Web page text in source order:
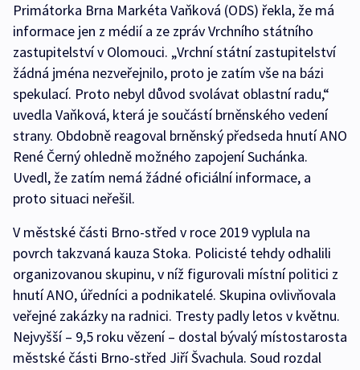
Primátorka Brna Markéta Vaňková (ODS) řekla, že má
informace jen z médií a ze zpráv Vrchního státního
zastupitelství v Olomouci. „Vrchní státní zastupitelství
žádná jména nezveřejnilo, proto je zatím vše na bázi
spekulací. Proto nebyl důvod svolávat oblastní radu,“
uvedla Vaňková, která je součástí brněnského vedení
strany. Obdobně reagoval brněnský předseda hnutí ANO
René Černý ohledně možného zapojení Suchánka.
Uvedl, že zatím nemá žádné oficiální informace, a
proto situaci neřešil.
V městské části Brno-střed v roce 2019 vyplula na
povrch takzvaná kauza Stoka. Policisté tehdy odhalili
organizovanou skupinu, v níž figurovali místní politici z
hnutí ANO, úředníci a podnikatelé. Skupina ovlivňovala
veřejné zakázky na radnici. Tresty padly letos v květnu.
Nejvyšší – 9,5 roku vězení – dostal bývalý místostarosta
městské části Brno-střed Jiří Švachula. Soud rozdal